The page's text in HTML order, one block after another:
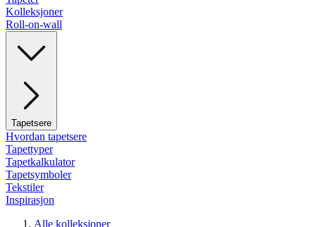
Kolleksjoner
Roll-on-wall
Tapetsere
Hvordan tapetsere
Tapettyper
Tapetkalkulator
Tapetsymboler
Tekstiler
Inspirasjon
Alle kolleksjoner